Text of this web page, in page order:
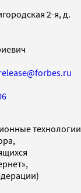
2-я, д.
технологии